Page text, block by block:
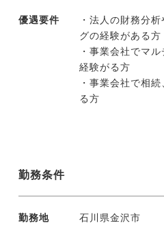
優遇要件
・法人の財務分
グの経験がある方
・事業会社でマ
経験がる方
・事業会社で相
る方
勤務条件
勤務地 石川県金沢市